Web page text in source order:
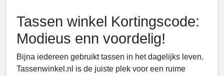
Tassen winkel Kortingscode:
Modieus enn voordelig!
Bijna iedereen gebruikt tassen in het dagelijks leven.
Tassenwinkel.nl is de juiste plek voor een ruime